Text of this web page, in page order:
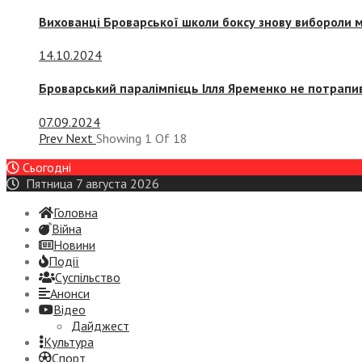
Вихованці Броварської школи боксу знову вибороли
14.10.2024
Броварський паралімпієць Ілля Яременко не
07.09.2024
Prev Next Showing 1 Of 18
Сьогодні
Пятница 7 августа 2026
Головна
Війна
Новини
Події
Суспiльство
Анонси
Відео
Дайджест
Культура
Спорт